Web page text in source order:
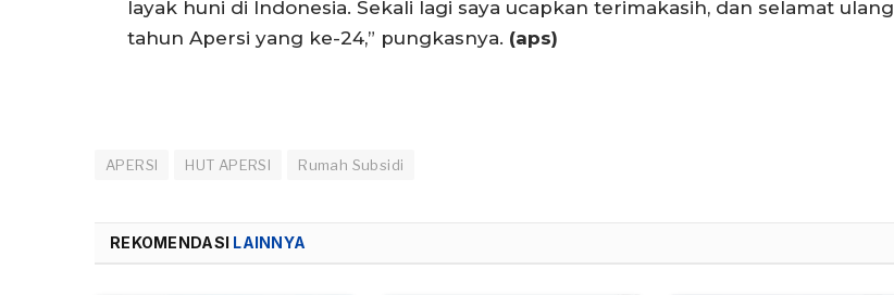
layak huni di Indonesia. Sekali lagi saya ucapkan terimakasih, dan selamat ulang
tahun Apersi yang ke-24,” pungkasnya. (aps)
APERSI HUT APERSI Rumah Subsidi
REKOMENDASI LAINNYA